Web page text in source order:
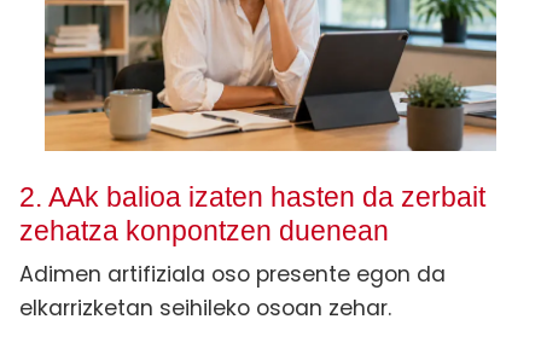
2. AAk balioa izaten hasten da zerbait
zehatza konpontzen duenean
Adimen artifiziala oso presente egon da
elkarrizketan seihileko osoan zehar.